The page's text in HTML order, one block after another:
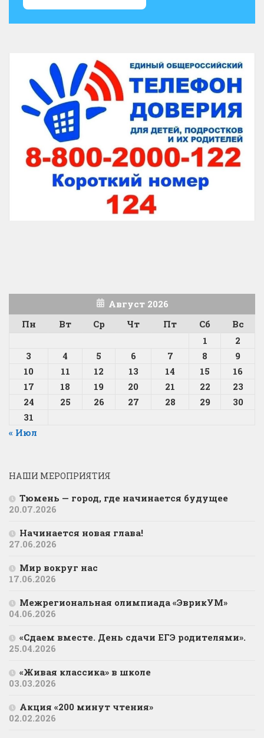
Август 2026
Пн
Вт Ср Чт Пт Сб
Вс
1
2
3
4 5 6 7 8
9
10
11 12 13 14 15
16
17
18 19 20 21 22
23
24
25 26 27 28 29
30
31
« Июл
НАШИ МЕРОПРИЯТИЯ
Тюмень — город, где начинается будущее
20.07.2026
Начинается новая глава!
27.06.2026
Мир вокруг нас
17.06.2026
Межрегиональная олимпиада «ЭврикУМ»
04.06.2026
«Сдаем вместе. День сдачи ЕГЭ родителями».
25.04.2026
«Живая классика» в школе
03.03.2026
Акция «200 минут чтения»
02.02.2026